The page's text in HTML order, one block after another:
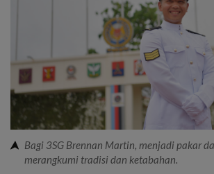
Bagi 3SG Brennan Martin, menjadi pakar
merangkumi tradisi dan ketabahan.